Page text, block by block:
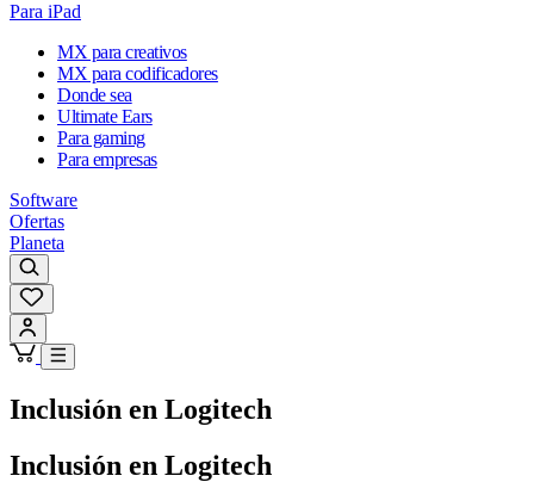
Para iPad
MX para creativos
MX para codificadores
Donde sea
Ultimate Ears
Para gaming
Para empresas
Software
Ofertas
Planeta
Inclusión en Logitech
Inclusión en Logitech